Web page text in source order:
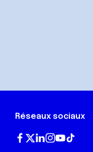
Réseaux sociaux